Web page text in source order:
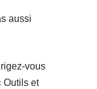
aussi
vous
Outils et